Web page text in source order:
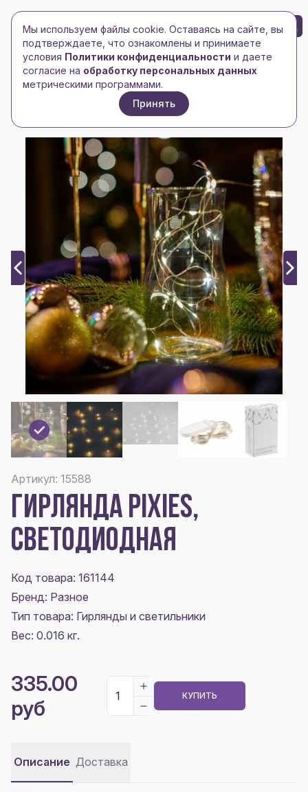
Toggle navigation
Toggle navigation
БРЕНД-ЛОГО 0
Главная/Новогодние подарки/
Гирлянды и светильники/
Гирлянда Pixies, светодиодная
Артикул: 15588
ГИРЛЯНДА PIXIES,
СВЕТОДИОДНАЯ
Код товара: 161144
Бренд: Разное
Тип товара: Гирлянды и светильники
Вес: 0.016 кг.
335.00
руб
КУПИТЬ
Описание Доставка
Мы используем файлы cookie. Оставаясь на сайте, вы
подтверждаете, что ознакомлены и принимаете
условия Политики конфиденциальности и даете
согласие на обработку персональных данных
метрическими программами.
Принять